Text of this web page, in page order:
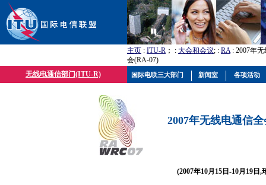
主页 : ITU-R ； : 大会和会议; : RA: 2007年
会(RA-07)
无线电通信部门(ITU-R)
2007年无线电通信
(2007年10月15日-10月19日,
国际电联三大部门 新闻室 各项活动